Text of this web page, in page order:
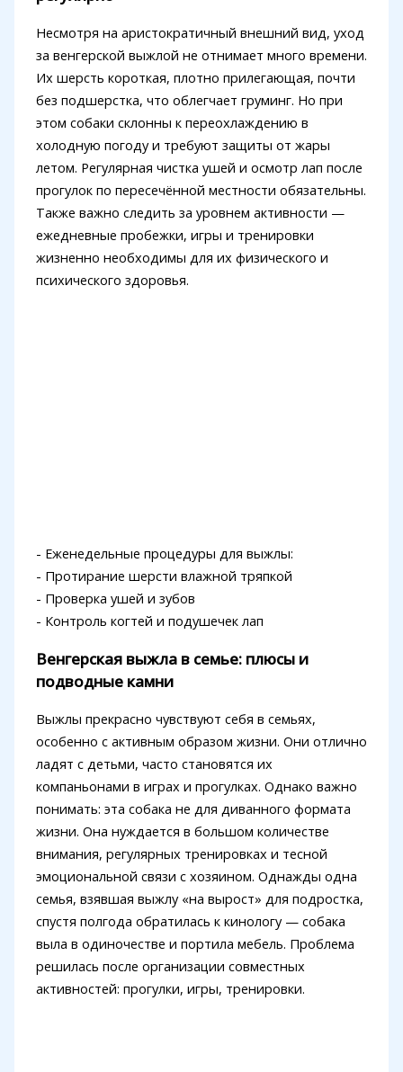
Несмотря на аристократичный внешний вид, уход
за венгерской выжлой не отнимает много времени.
Их шерсть короткая, плотно прилегающая, почти
без подшерстка, что облегчает груминг. Но при
этом собаки склонны к переохлаждению в
холодную погоду и требуют защиты от жары
летом. Регулярная чистка ушей и осмотр лап после
прогулок по пересечённой местности обязательны.
Также важно следить за уровнем активности —
ежедневные пробежки, игры и тренировки
жизненно необходимы для их физического и
психического здоровья.
- Еженедельные процедуры для выжлы:
- Протирание шерсти влажной тряпкой
- Проверка ушей и зубов
- Контроль когтей и подушечек лап
Венгерская выжла в семье: плюсы и
подводные камни
Выжлы прекрасно чувствуют себя в семьях,
особенно с активным образом жизни. Они отлично
ладят с детьми, часто становятся их
компаньонами в играх и прогулках. Однако важно
понимать: эта собака не для диванного формата
жизни. Она нуждается в большом количестве
внимания, регулярных тренировках и тесной
эмоциональной связи с хозяином. Однажды одна
семья, взявшая выжлу «на вырост» для подростка,
спустя полгода обратилась к кинологу — собака
выла в одиночестве и портила мебель. Проблема
решилась после организации совместных
активностей: прогулки, игры, тренировки.